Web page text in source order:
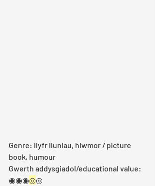
Genre: llyfr lluniau, hiwmor / picture
book, humour
Gwerth addysgiadol/educational value:
◉◉◉◎◎